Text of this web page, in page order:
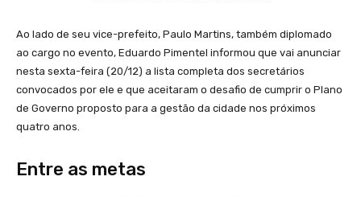
Ao lado de seu vice-prefeito, Paulo Martins, também diplomado
ao cargo no evento, Eduardo Pimentel informou que vai anunciar
nesta sexta-feira (20/12) a lista completa dos secretários
convocados por ele e que aceitaram o desafio de cumprir o Plano
de Governo proposto para a gestão da cidade nos próximos
quatro anos.
Entre as metas